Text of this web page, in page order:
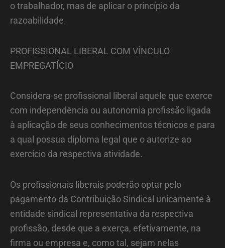
o trabalhador, mas de aplicar o princípio da
razoabilidade.
PROFISSIONAL LIBERAL COM VÍNCULO
EMPREGATÍCIO
Considera-se profissional liberal aquele que exerce
com independência ou autonomia profissão ligada
à aplicação de seus conhecimentos técnicos e para
a qual possua diploma legal que o autorize ao
exercício da respectiva atividade.
Os profissionais liberais poderão optar pelo
pagamento da Contribuição Sindical unicamente à
entidade sindical representativa da respectiva
profissão, desde que a exerça, efetivamente, na
firma ou empresa e, como tal, sejam nelas